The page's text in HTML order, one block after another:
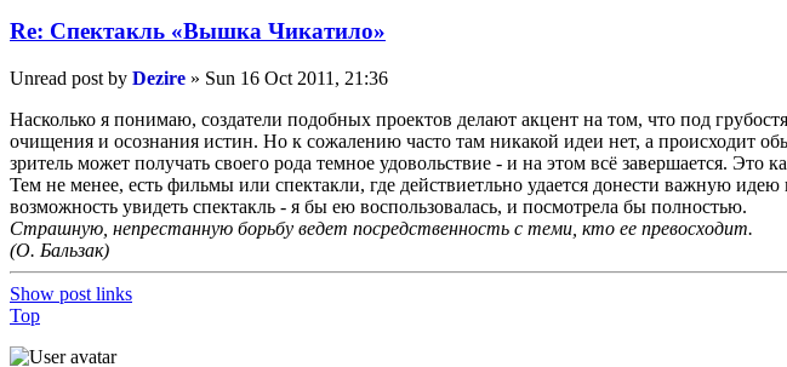
Re: Спектакль «Вышка Чикатило»
Unread post by Dezire » Sun 16 Oct 2011, 21:36
Насколько я понимаю, создатели подобных проектов делают акцент на том, что под
очищения и осознания истин. Но к сожалению часто там никакой идеи нет, а происходит
зритель может получать своего рода темное удовольствие - и на этом всё завершается. Это
Тем не менее, есть фильмы или спектакли, где действиетльно удается донести важную
возможность увидеть спектакль - я бы ею воспользовалась, и посмотрела бы полностью.
Страшную, непрестанную борьбу ведет посредствен­ность с теми, кто ее превосходит.
(О. Бальзак)
Show post links
Top